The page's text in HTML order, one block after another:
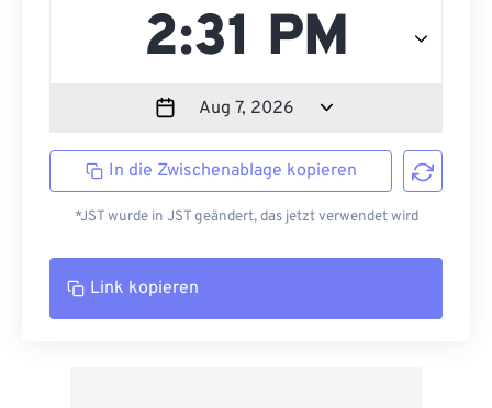
In die Zwischenablage kopieren
*JST wurde in JST geändert, das jetzt verwendet wird
Link kopieren